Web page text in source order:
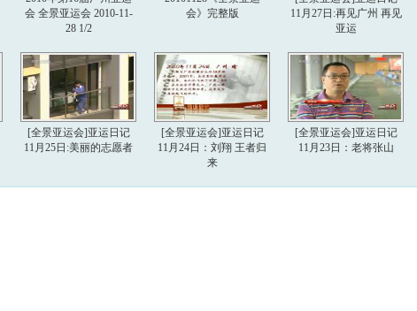
会 全景亚运会 2010-11-
28 1/2
会》完整版
11月27日:再见广州 再见
亚运
[全景亚运会]亚运日记
11月25日:美丽的志愿者
[全景亚运会]亚运日记
11月24日：刘翔 王者归
来
[全景亚运会]亚运日记
11月23日：老将张山